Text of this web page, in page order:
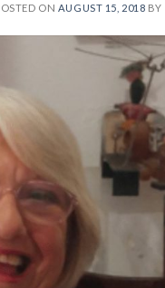
ON AUGUST 15, 2018 BY